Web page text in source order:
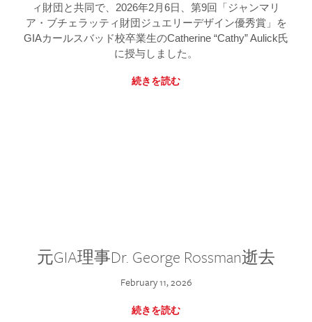
ィ財団と共同で、2026年2月6日、第9回「ジャンマリ
ア・ブチェラッティ財団ジュエリーデザイン優秀賞」を
GIAカールスバッド校卒業生のCatherine “Cathy” Aulick氏
に授与しました。
続きを読む
元GIA理事Dr. George Rossman逝去
February 11, 2026
続きを読む